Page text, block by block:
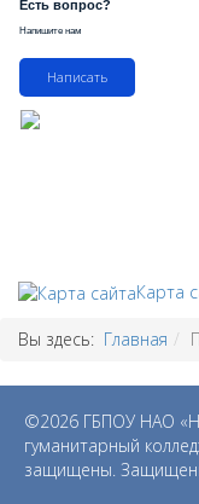
Есть вопрос?
Напишите нам
Написать
Карта
Вы здесь: Главная
©2026 ГБПОУ НАО
гуманитарный
защищены.